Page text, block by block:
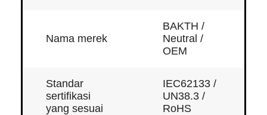
Nama merek
BAKTH /
Neutral /
OEM
Standar
sertifikasi
yang sesuai
IEC62133 /
UN38.3 /
RoHS